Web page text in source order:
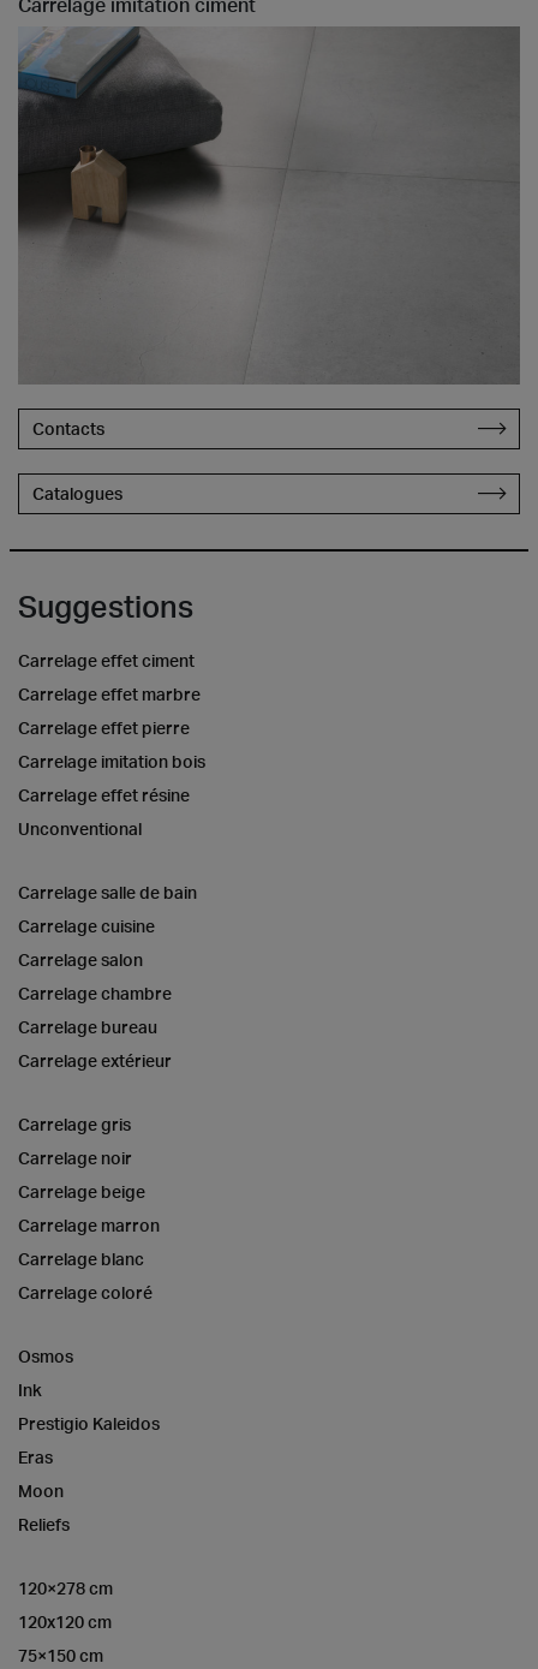
Contacts
Catalogues
Suggestions
Carrelage effet ciment
Carrelage effet marbre
Carrelage effet pierre
Carrelage imitation bois
Carrelage effet résine
Unconventional
Carrelage salle de bain
Carrelage cuisine
Carrelage salon
Carrelage chambre
Carrelage bureau
Carrelage extérieur
Carrelage gris
Carrelage noir
Carrelage beige
Carrelage marron
Carrelage blanc
Carrelage coloré
Osmos
Ink
Prestigio Kaleidos
Eras
Moon
Reliefs
120×278 cm
120x120 cm
75×150 cm